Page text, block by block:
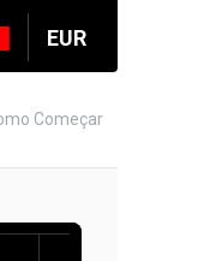
EUR
Começar